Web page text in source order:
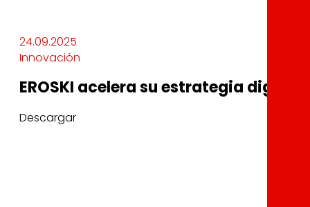
24.09.2025
Innovación
EROSKI acelera su estrategia
Descargar